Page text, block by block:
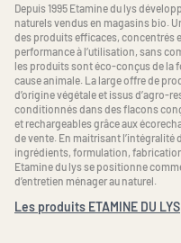
Depuis 1995 Etamine du lys
naturels vendus en magasins bio.
des produits efficaces, concentrés
performance à l’utilisation, sans
les produits sont éco-conçus de la
cause animale. La large offre de
d’origine végétale et issus d’agro-
conditionnés dans des flacons
et rechargeables grâce aux
de vente. En maitrisant
ingrédients, formulation,
Etamine du lys se positionne
d’entretien ménager au naturel.
Les produits ETAMINE DU LYS